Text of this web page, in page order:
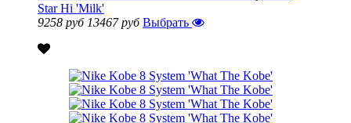
Star Hi 'Milk'
9258 руб 13467 руб Выбрать